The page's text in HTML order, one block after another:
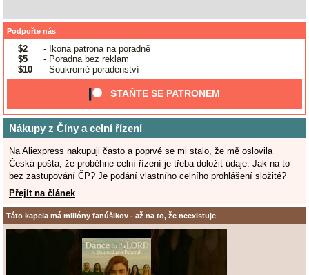
Podpořte nás
$2
- Ikona patrona na poradně
$5
- Poradna bez reklam
$10
- Soukromé poradenství
STAŇTE SE PATRONEM
Nákupy z Číny a celní řízení
Na Aliexpress nakupuji často a poprvé se mi stalo, že mě oslovila
Česká pošta, že proběhne celní řízení je třeba doložit údaje. Jak na to
bez zastupování ČP? Je podání vlastního celního prohlášení složité?
Přejít na článek
Táto kapela má milióny fanúšikov - až na to, že neexistuje